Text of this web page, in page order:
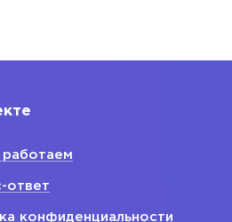
Блок двигателя
ответ
конфиденциальности